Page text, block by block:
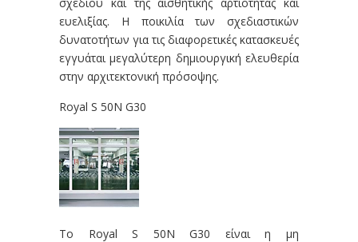
ευελιξίας. Η ποικιλία των σχεδιαστικών
δυνατοτήτων για τις διαφορετικές κατασκευές
εγγυάται μεγαλύτερη δημιουργική ελευθερία
στην αρχιτεκτονική πρόσοψης.
Royal S 50N G30
Το Royal S 50N G30 είναι η μη